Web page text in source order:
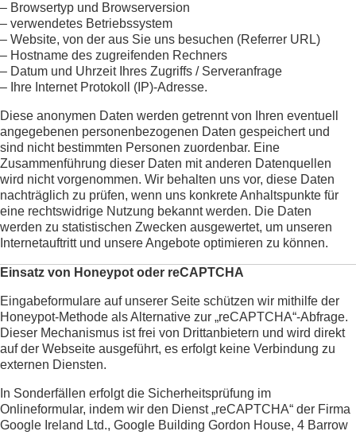
– Browsertyp und Browserversion
– verwendetes Betriebssystem
– Website, von der aus Sie uns besuchen (Referrer URL)
– Hostname des zugreifenden Rechners
– Datum und Uhrzeit Ihres Zugriffs / Serveranfrage
– Ihre Internet Protokoll (IP)-Adresse.
Diese anonymen Daten werden getrennt von Ihren eventuell
angegebenen personenbezogenen Daten gespeichert und
sind nicht bestimmten Personen zuordenbar. Eine
Zusammenführung dieser Daten mit anderen Datenquellen
wird nicht vorgenommen. Wir behalten uns vor, diese Daten
nachträglich zu prüfen, wenn uns konkrete Anhaltspunkte für
eine rechtswidrige Nutzung bekannt werden. Die Daten
werden zu statistischen Zwecken ausgewertet, um unseren
Internetauftritt und unsere Angebote optimieren zu können.
Einsatz von Honeypot oder reCAPTCHA
Eingabeformulare auf unserer Seite schützen wir mithilfe der
Honeypot-Methode als Alternative zur „reCAPTCHA“-Abfrage.
Dieser Mechanismus ist frei von Drittanbietern und wird direkt
auf der Webseite ausgeführt, es erfolgt keine Verbindung zu
externen Diensten.
In Sonderfällen erfolgt die Sicherheitsprüfung im
Onlineformular, indem wir den Dienst „reCAPTCHA“ der Firma
Google Ireland Ltd., Google Building Gordon House, 4 Barrow